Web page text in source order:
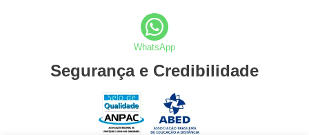
WhatsApp
Segurança e Credibilidade